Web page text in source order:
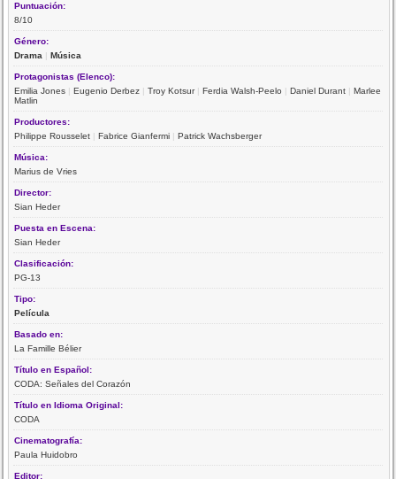
Puntuación:
8/10
Género:
Drama |Música
Protagonistas (Elenco):
Emilia Jones |Eugenio Derbez |Troy Kotsur|Ferdia Walsh-Peelo |Daniel Durant |Marlee
Matlin
Productores:
Philippe Rousselet |Fabrice Gianfermi |Patrick Wachsberger
Música:
Marius de Vries
Director:
Sian Heder
Puesta en Escena:
Sian Heder
Clasificación:
PG-13
Tipo:
Película
Basado en:
La Famille Bélier
Título en Español:
CODA: Señales del Corazón
Título en Idioma Original:
CODA
Cinematografía:
Paula Huidobro
Editor: